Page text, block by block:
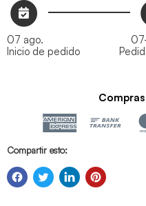
07 ago.
Inicio de pedido
Compartir esto: